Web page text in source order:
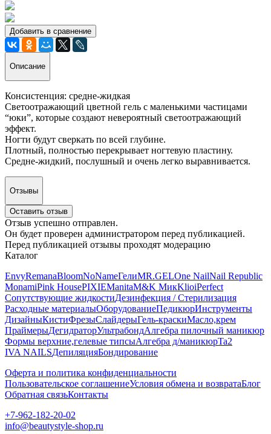
Добавить в сравнение
Описание
Консистенция: средне-жидкая
Светоотражающий цветной гель с маленькими частицами
“юки”, которые создают невероятный светоотражающий
эффект.
Ногти будут сверкать по всей глубине.
Плотный, полностью перекрывает ногтевую пластину.
Средне-жидкий, послушный и очень легко выравнивается.
Отзывы
Оставить отзыв
Отзыв успешно отправлен.
Он будет проверен администратором перед публикацией.
Перед публикацией отзывы проходят модерацию
Каталог
EnvyRemanaBloomNoNameГелиMR.GELOne NailNail Republic
MonamiPink HousePIXIEManitaM&K МикKlioiPerfect
Сопутствующие жидкостиДезинфекция / Стерилизация
Расходные материалыОборудованиеПедикюрИнструменты
ДизайныКистиФрезыСлайдерыГель-краскиМасло,крем
ПраймерыДегидраторУльтрабондАлгебра пилочный маникюр
Формы верхние,гелевые типсыАлгебра д/маникюрTa2
IVA NAILSДепиляцияБондирование
Оферта и политика конфиденциальности
Пользовательское соглашениеУсловия обмена и возвратаБлог
Обратная связьКонтакты
+7-962-182-20-02
info@beautystyle-shop.ru